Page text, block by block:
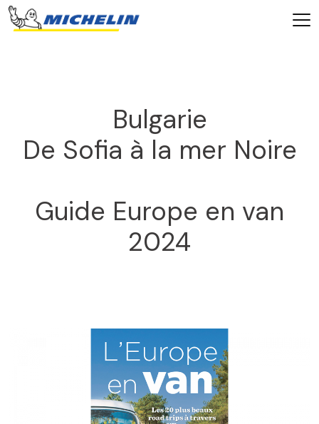
Bulgarie
De Sofia à la mer Noire
Guide Europe en van
2024